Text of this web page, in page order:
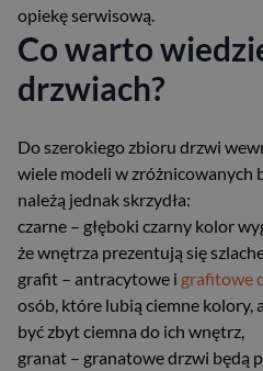
opiekę serwisową.
Co warto
drzwiach?
Do szerokiego zbioru drzwi
wiele modeli w zróżnicowanych
należą jednak skrzydła:
czarne – głęboki czarny kolor
że wnętrza prezentują się
grafit – antracytowe i grafitowe
osób, które lubią ciemne kolory,
być zbyt ciemna do ich wnętrz,
granat – granatowe drzwi będą